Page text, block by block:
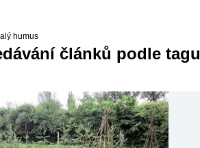
humus
článků podle tagu